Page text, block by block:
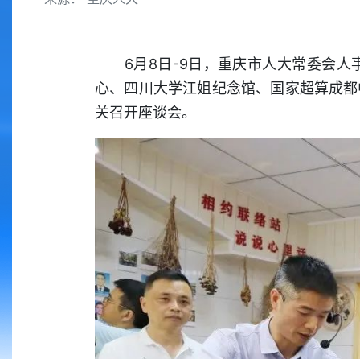
6月8日-9日，重庆市人大常委会人事
心、四川大学江姐纪念馆、国家超算成
关召开座谈会。